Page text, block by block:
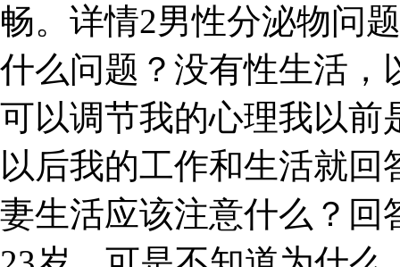
畅。详情2男性分泌物问
什么问题？没有性生活，
可以调节我的心理我以前
以后我的工作和生活就
妻生活应该注意什么？回